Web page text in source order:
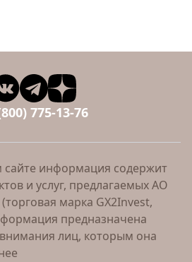
775-13-76
сайте информация содержит
и услуг, предлагаемых АО
марка GX2Invest,
предназначена
лиц, которым она